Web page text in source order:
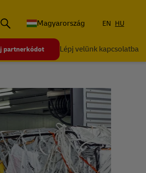
Magyarország
EN HU
partnerkódot Lépj velünk kapcsolatba